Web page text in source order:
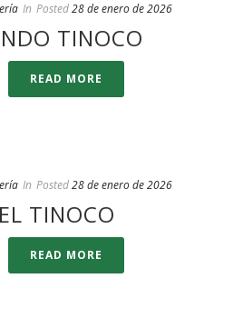
In Posted28 de enero de 2026
TINOCO
READ MORE
In Posted28 de enero de 2026
TINOCO
READ MORE